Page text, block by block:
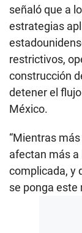
señaló que a
estrategias
restrictivos,
construcción
detener el
México.
“Mientras
afectan más a
complicada, y
se ponga este